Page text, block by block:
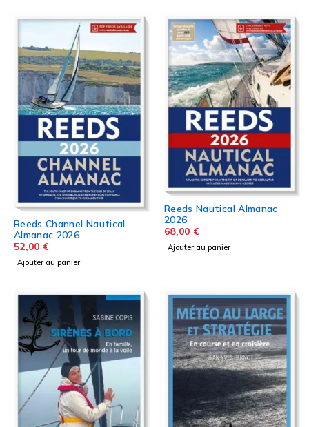
Reeds Channel Nautical
Almanac 2026
52,00 €
Ajouter au panier
Reeds Nautical Almanac
2026
68,00 €
Ajouter au panier